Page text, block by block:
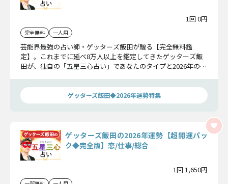
1回 0円
完全無料 一人用
芸能界最強の占い師・ゲッターズ飯田が贈る【完全無料鑑
定】。これまでに延べ8万人以上を鑑定してきたゲッターズ飯
田が、独自の「五星三心占い」であなたのタイプと2026年の運
体験してみましょう。
ゲッターズ飯田◆2026年運勢特集
ゲッターズ飯田の2026年運勢【超開運パッ
ク◆完全版】恋/仕事/総合
1回 1,650円